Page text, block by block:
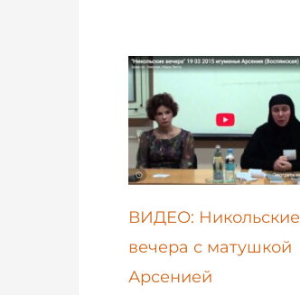
ВИДЕО: Никольские
вечера с матушкой
Арсенией